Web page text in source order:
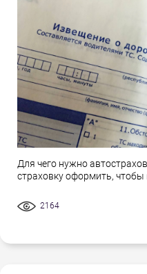
Для чего нужно
страховку оформить, чтобы
2164